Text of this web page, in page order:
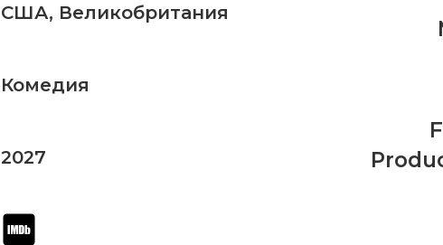
США, Великобритания
Комедия
2027